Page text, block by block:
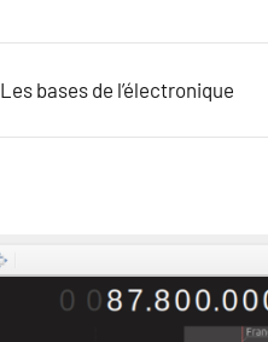
Les bases de l’électronique